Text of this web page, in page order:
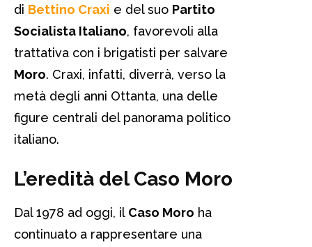
di Bettino Craxi e del suo Partito
Socialista Italiano, favorevoli alla
trattativa con i brigatisti per salvare
Moro. Craxi, infatti, diverrà, verso la
metà degli anni Ottanta, una delle
figure centrali del panorama politico
italiano.
L’eredità del Caso Moro
Dal 1978 ad oggi, il Caso Moro ha
continuato a rappresentare una